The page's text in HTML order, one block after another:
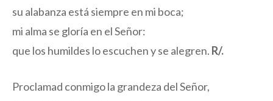
su alabanza está siempre en mi boca;
mi alma se gloría en el Señor:
que los humildes lo escuchen y se alegren. R/.
Proclamad conmigo la grandeza del Señor,